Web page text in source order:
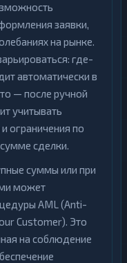
заявки,
на рынке.
где-
автоматически в
— после ручной
учитывать
ограничения по
сделки.
суммы или при
может
AML (Anti-
Customer). Это
на соблюдение